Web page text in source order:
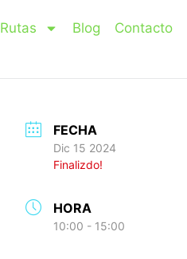
Rutas Blog Contacto
FECHA
Dic 15 2024
Finalizdo!
HORA
10:00 - 15:00